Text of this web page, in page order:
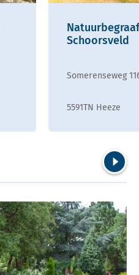
Schoorsveld
Somerenseweg
5591TN Heeze